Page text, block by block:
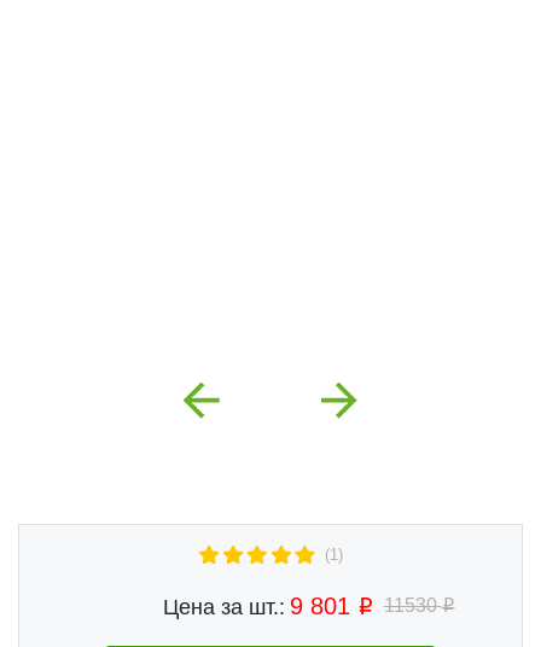
Previous Next
Цена за шт.: 9 801 11530
(1)